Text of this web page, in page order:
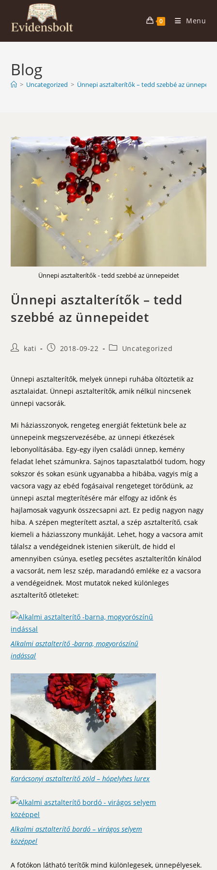
content
0 Menu
Blog
> Uncategorized > Ünnepi asztalterítők – tedd szebbé az
Ünnepi asztalterítők - tedd szebbé az ünnepeidet
Ünnepi asztalterítők – tedd
szebbé az ünnepeidet
Postkati
Post2018-09-22
PostUncategorized
Ünnepi asztalterítők, melyek ünnepi ruhába öltöztetik az
asztalaidat. Ünnepi asztalterítők, amik nélkül nincsenek
ünnepi vacsorák.
Mi háziasszonyok, rengeteg energiát fektetünk bele az
ünnepeink megszervezésébe, az ünnepi étkezések
lebonyolításába. Egy-egy ilyen családi ünnep, kemény
feladat lehet számunkra. Sajnos tapasztalatból tudom, hogy
sokszor és sokan esünk ugyanabba a hibába, vagyis míg a
vacsora vagy az ebéd fogásaival rengeteget törődünk, az
ünnepi asztal megterítésére már elfogy az időnk és
hajlamosak vagyunk összecsapni azt. Ez pedig nagyon nagy
hiba. A szépen megterített asztal, a szép asztalterítő, csak
kiemeli a háziasszony munkáját. Lehet, hogy a vacsora amit
tálalsz a vendégeidnek istenien sikerült, de hidd el
amennyiben csúnya, esetleg pecsétes asztalterítőn kínálod
a vacsorát, nem lesz szép, maradandó emléke ez a vacsora
a vendégeidnek. Most mutatok neked különleges
asztalterítő ötleteket:
Alkalmi asztalterítő -barna, mogyorószínű
indással
Karácsonyi asztalterítő zöld – hópelyhes lurex
Alkalmi asztalterítő bordó – virágos selyem
középpel
A fotókon látható terítők mind különlegesek, ünnepélyesek.